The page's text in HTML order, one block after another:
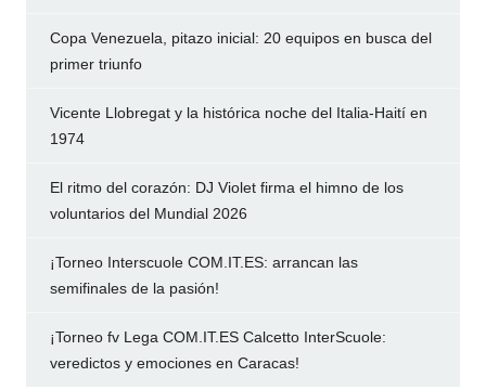
Copa Venezuela, pitazo inicial: 20 equipos en busca del
primer triunfo
Vicente Llobregat y la histórica noche del Italia-Haití en
1974
El ritmo del corazón: DJ Violet firma el himno de los
voluntarios del Mundial 2026
¡Torneo Interscuole COM.IT.ES: arrancan las
semifinales de la pasión!
¡Torneo fv Lega COM.IT.ES Calcetto InterScuole:
veredictos y emociones en Caracas!